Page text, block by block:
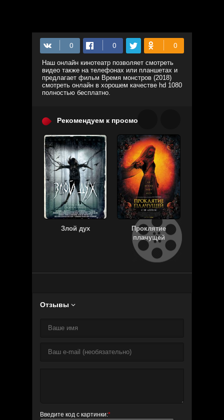
Наш онлайн кинотеатр позволяет смотреть
видео также на телефонах или планшетах и
предлагает фильм Время монстров (2018)
смотреть онлайн в хорошем качестве hd 1080
полностью бесплатно.
Рекомендуем к просмотру:
Злой дух
Проклятие
плачущей
Отзывы 
Введите код с картинки:*